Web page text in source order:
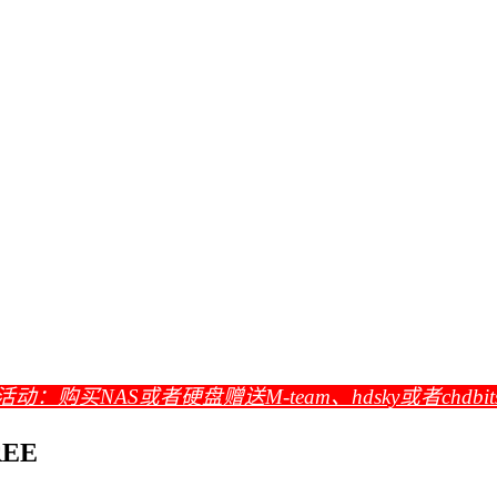
动：购买NAS或者硬盘赠送M-team、hdsky或者